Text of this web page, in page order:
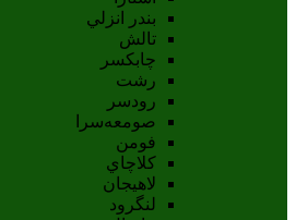
بندر انزلي
تالش
چابکسر
رشت
رودسر
صومعه‌سرا
فومن
کلاچاي
لاهيجان
لنگرود